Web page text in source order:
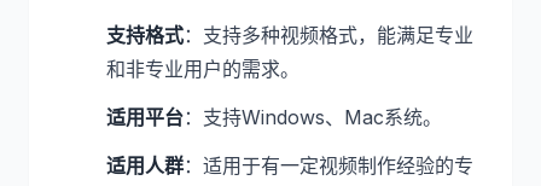
支持格式：支持多种视频格式，能满足专业
和非专业用户的需求。
适用平台：支持Windows、Mac系统。
适用人群：适用于有一定视频制作经验的专